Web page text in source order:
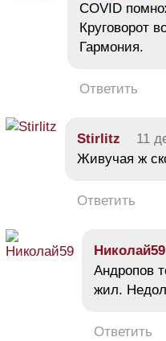
COVID
Круговорот
Гармония.
Ответить
Stirlitz 11
Живучая ж
Ответить
Николай59
Андропов
жил.
Ответить